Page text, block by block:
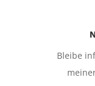
Bleibe